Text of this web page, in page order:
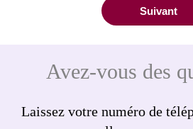
Suivant
Avez-vous des
Laissez votre numéro de